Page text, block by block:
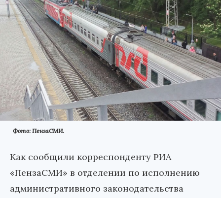
Фото: ПензаСМИ.
Как сообщили корреспонденту РИА
«ПензаСМИ» в отделении по исполнению
административного законодательства